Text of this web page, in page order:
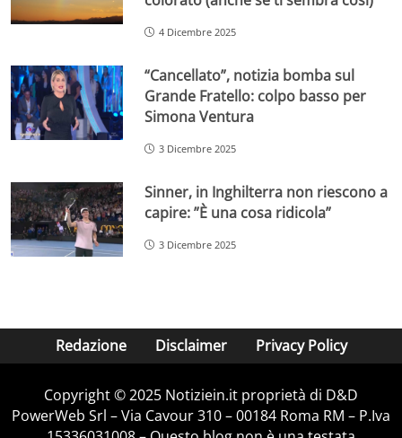
4 Dicembre 2025
“Cancellato”, notizia bomba sul
Grande Fratello: colpo basso per
Simona Ventura
3 Dicembre 2025
Sinner, in Inghilterra non riescono a
capire: ”È una cosa ridicola”
3 Dicembre 2025
Redazione Disclaimer Privacy Policy
Copyright © 2025 Notiziein.it proprietà di D&D
PowerWeb Srl – Via Cavour 310 – 00184 Roma RM – P.Iva